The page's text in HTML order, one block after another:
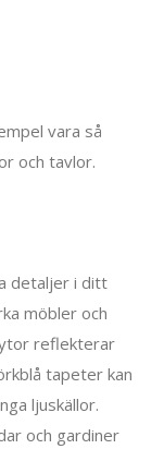
vara så
och tavlor.
detaljer i ditt
möbler och
reflekterar
tapeter kan
ljuskällor.
och gardiner